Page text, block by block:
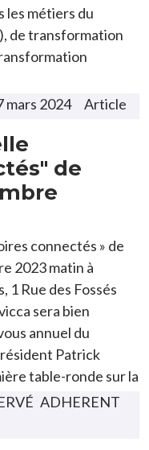
les métiers du
de transformation
mars 2024
Article
de
connectés » de
2023 matin à
1 Rue des Fossés
sera bien
annuel du
Patrick
table-ronde sur la
présents les ...
ADHERENT